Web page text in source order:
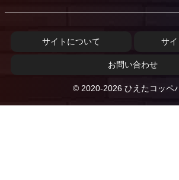
サイトについて サ
お問い合わせ
© 2020-2026 ひえたコッペ